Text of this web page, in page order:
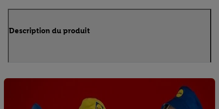
Description du produit